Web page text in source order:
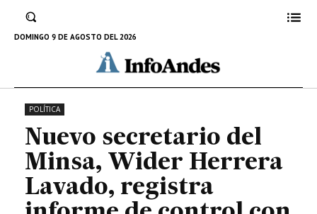
DOMINGO 9 DE AGOSTO DEL 2026
responsabilidad penal
11 DE NOVIEMBRE DE 2022
POLÍTICA
Nuevo secretario del
Minsa, Wider Herrera
Lavado, registra